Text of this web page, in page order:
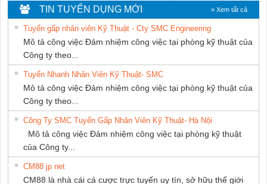
CÁP ĐIỆN
THƯỢNG ĐÌNH
HƯNG
DỊCH VỤ KỸ
THUẬT ĐIỆN CƠ
GIA HƯNG
PHÁT
TIN TUYỂN DỤNG MỚI » Xem tất cả
Tuyển gấp nhân viên Kỹ Thuật - Cty SMC Engineering
Mô tả công việc Đảm nhiệm công việc tại phòng kỹ thuật của
Công ty theo...
Tuyển Nhanh Nhân Viên Kỹ Thuật- SMC
Mô tả công việc Đảm nhiệm công việc tại phòng kỹ thuật của
Công ty theo...
Công Ty SMC Tuyển Gấp Nhân Viên Kỹ Thuật- Hà Nội
Mô tả công việc Đảm nhiệm công việc tại phòng kỹ thuật
của Công ty...
CM88 jp net
CM88 là nhà cái cá cược trực tuyến uy tín, sở hữu thế giới